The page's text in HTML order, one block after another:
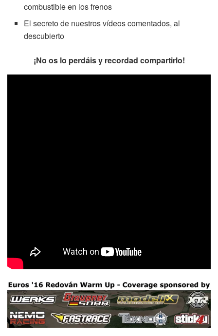
combustible en los frenos
El secreto de nuestros vídeos comentados, al
descubierto
¡No os lo perdáis y recordad compartirlo!